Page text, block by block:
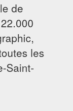
de
les
Saint-